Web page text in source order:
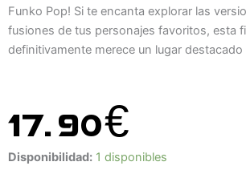
Funko Pop! Si te encanta explorar las
fusiones de tus personajes favoritos, esta
definitivamente merece un lugar
17.90€
Disponibilidad: 1 disponibles
Funko